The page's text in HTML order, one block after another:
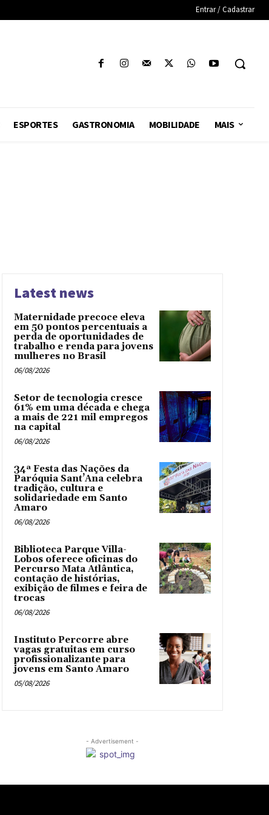
Entrar / Cadastrar
ESPORTES GASTRONOMIA MOBILIDADE MAIS
Latest news
Maternidade precoce eleva
em 50 pontos percentuais a
perda de oportunidades de
trabalho e renda para jovens
mulheres no Brasil
06/08/2026
Setor de tecnologia cresce
61% em uma década e chega
a mais de 221 mil empregos
na capital
06/08/2026
34ª Festa das Nações da
Paróquia Sant’Ana celebra
tradição, cultura e
solidariedade em Santo
Amaro
06/08/2026
Biblioteca Parque Villa-
Lobos oferece oficinas do
Percurso Mata Atlântica,
contação de histórias,
exibição de filmes e feira de
trocas
06/08/2026
Instituto Percorre abre
vagas gratuitas em curso
profissionalizante para
jovens em Santo Amaro
05/08/2026
- Advertisement -